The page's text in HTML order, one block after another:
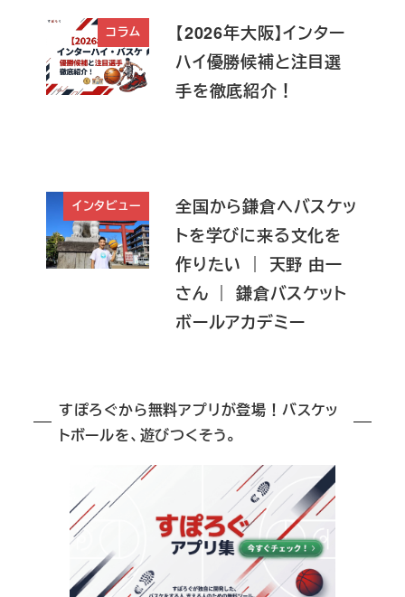
コラム
【2026年大阪】インター
ハイ優勝候補と注目選
手を徹底紹介！
インタビュー
全国から鎌倉へバスケッ
トを学びに来る文化を
作りたい ｜ 天野 由一
さん ｜ 鎌倉バスケット
ボールアカデミー
すぽろぐから無料アプリが登場！バスケッ
トボールを、遊びつくそう。